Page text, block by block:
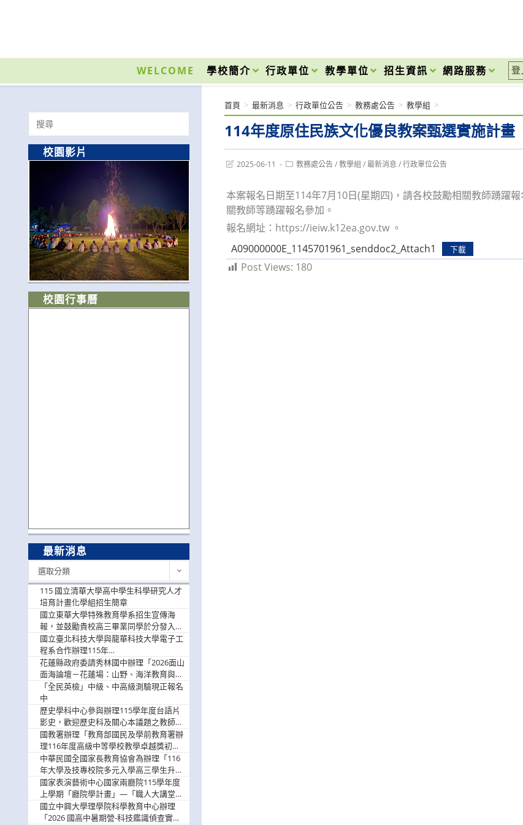
內
WELCOME 學校簡介 行政單位 教學單位 招生資訊 網路服務 登
114年度原住民族文化優良教案甄選實施計畫
首頁 > 最新消息 > 行政單位公告 > 教務處公告 > 教學組 >
Post2025-06-11
Post教務處公告 / 教學組 / 最新消息 / 行政單位公告
本案報名日期至114年7月10日(星期四)，請各校鼓勵相關教師踴躍
關教師等踴躍報名參加。
報名網址：https://ieiw.k12ea.gov.tw 。
A09000000E_1145701961_senddoc2_Attach1
下載
Post Views: 180
Search
for:
校園影片
校園行事曆
最新消息
選取分類
115 國立清華大學高中學生科學研究人才
培育計畫化學組招生簡章
國立東華大學特殊教育學系招生宣傳海
報，並鼓勵貴校高三畢業同學於分發入學
階段踴躍選填。
國立臺北科技大學與龍華科技大學電子工
程系合作辦理115年
「115.08.10~08.12「AI賦能應用於智慧半
導體研習營」，歡迎學生踴躍報名參加
花蓮縣政府委請秀林國中辦理「2026面山
面海論壇－花蓮場：山野、海洋教育與戶
外安全實務課程」，歡迎踴躍報名參加
「全民英檢」中級、中高級測驗現正報名
中
歷史學科中心參與辦理115學年度台語片
影史，歡迎歷史科及關心本議題之教師踴
躍報名參加
國教署辦理「教育部國民及學前教育署辦
理116年度高級中等學校教學卓越獎初選
實施計畫」，鼓勵教師踴躍報名
中華民國全國家長教育協會為辦理「116
年大學及技專校院多元入學高三學生升學
輔導家長說明會」
國家表演藝術中心國家兩廳院115學年度
上學期「廳院學計畫」—「職人大講堂」
及「一日體驗課程」，鼓勵踴躍報名參
與。
國立中興大學理學院科學教育中心辦理
「2026 國高中暑期營-科技鑑識偵查實戰